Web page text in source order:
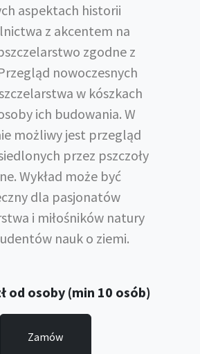
aspektach historii
z akcentem na
zgodne z
nowoczesnych
w kószkach
ich budowania. W
możliwy jest przegląd
przez pszczoły
Wykład może być
dla pasjonatów
i miłośników natury
nauk o ziemi.
od osoby (min 10 osób)
Zamów